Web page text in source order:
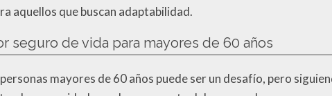
aquellos que buscan adaptabilidad.
seguro de vida para mayores de 60 años
mayores de 60 años puede ser un desafío, pero